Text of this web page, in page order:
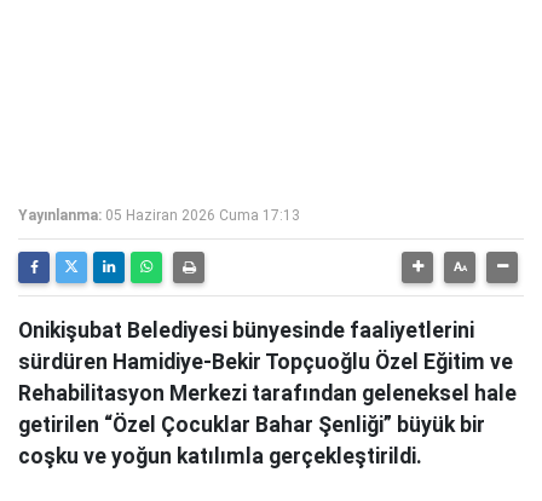
Yayınlanma: 05 Haziran 2026 Cuma 17:13
Onikişubat Belediyesi bünyesinde faaliyetlerini
sürdüren Hamidiye-Bekir Topçuoğlu Özel Eğitim ve
Rehabilitasyon Merkezi tarafından geleneksel hale
getirilen “Özel Çocuklar Bahar Şenliği” büyük bir
coşku ve yoğun katılımla gerçekleştirildi.